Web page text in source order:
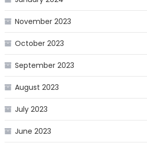
November 2023
October 2023
September 2023
August 2023
July 2023
June 2023